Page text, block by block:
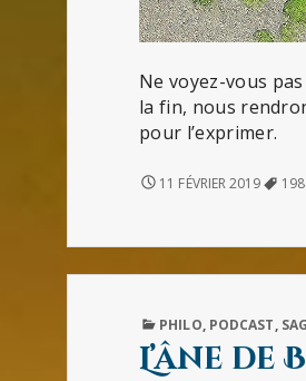
Ne voyez-vous
la fin, nous
pour l’exprimer.
NOVLANGUE
11 FÉVRIER 2019
PUBLISHED
PHILO, PODCAST,
L’âne